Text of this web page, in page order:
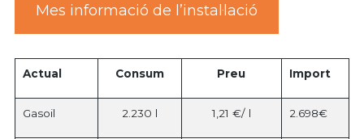
Mes informació de l’instal·lació
Actual Consum Preu Import
Gasoil 2.230 l 1,21 €/ l 2.698€